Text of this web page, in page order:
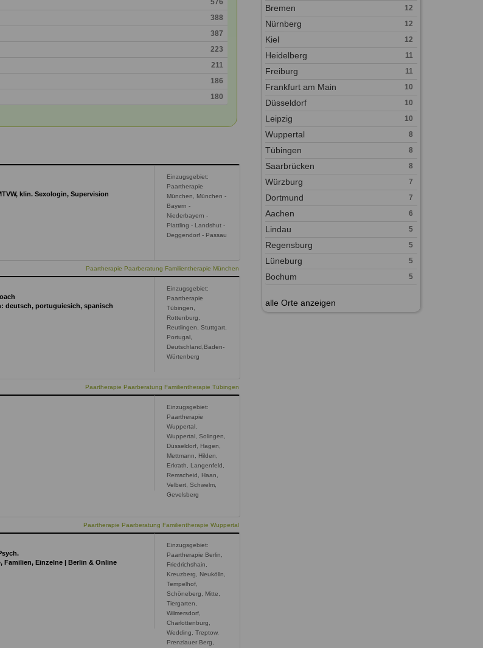
576
388
387
223
211
186
180
klin. Sexologin, Supervision
Einzugsgebiet:
Paartherapie
München, München -
Bayern -
Niederbayern -
Plattling - Landshut -
Deggendorf - Passau
Paartherapie Paarberatung Familientherapie München
deutsch, portuguiesich, spanisch
Einzugsgebiet:
Paartherapie
Tübingen,
Rottenburg,
Reutlingen, Stuttgart,
Portugal,
Deutschland,Baden-
Würtenberg
Paartherapie Paarberatung Familientherapie Tübingen
Einzugsgebiet:
Paartherapie
Wuppertal,
Wuppertal, Solingen,
Düsseldorf, Hagen,
Mettmann, Hilden,
Erkrath, Langenfeld,
Remscheid, Haan,
Velbert, Schwelm,
Gevelsberg
Paartherapie Paarberatung Familientherapie Wuppertal
Familien, Einzelne | Berlin & Online
Einzugsgebiet:
Paartherapie Berlin,
Friedrichshain,
Kreuzberg, Neukölln,
Tempelhof,
Schöneberg, Mitte,
Tiergarten,
Wilmersdorf,
Charlottenburg,
Wedding, Treptow,
Prenzlauer Berg,
Bremen 12
Nürnberg 12
Kiel 12
Heidelberg 11
Freiburg 11
Frankfurt am Main 10
Düsseldorf 10
Leipzig 10
Wuppertal 8
Tübingen 8
Saarbrücken 8
Würzburg 7
Dortmund 7
Aachen 6
Lindau 5
Regensburg 5
Lüneburg 5
Bochum 5
alle Orte anzeigen